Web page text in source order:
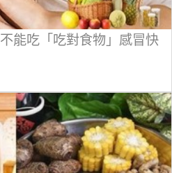
能吃「吃對食物」感冒快